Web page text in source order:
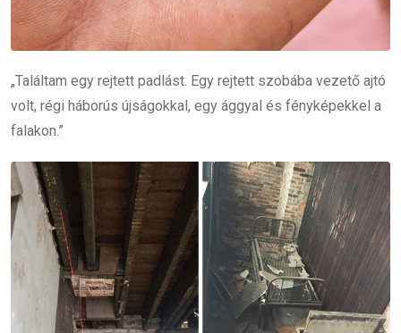
„Találtam egy rejtett padlást. Egy rejtett szobába vezető ajtó
volt, régi háborús újságokkal, egy ággyal és fényképekkel a
falakon.”